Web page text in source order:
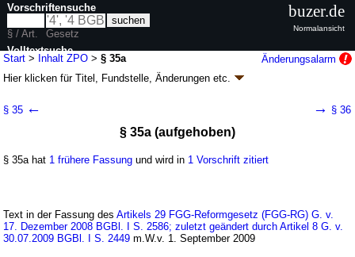
Start > Inhalt ZPO >§ 35a
Änderungsalarm
Hier klicken fürTitel, Fundstelle, Änderungen etc.
1781; zuletzt geändert durchArtikel 3G. v. 20.05.2026
Geltung ab 01.01.1964; FNA: 310-4Zivilprozess, Zwangsversteigerung und
Buch 1 Allgemeine Vorschriften
Abschnitt 1 Gerichte
Titel 2 Gerichtsstand
§ 35 ← → § 36
§ 35a (aufgehoben)
§ 35a hat 1 frühere Fassung und wird in 1 Vorschrift zitiert
Text in der Fassung desArtikels 29 FGG-Reformgesetz (FGG-RG) G. v.
17. Dezember 2008 BGBl. I S. 2586; zuletzt geändert durch Artikel 8 G. v.
30.07.2009 BGBl. I S. 2449 m.W.v. 1. September 2009
Vorschriftensuche
§ / Art.
Gesetz
Volltextsuche
nur in ZPO
buzer.de
Normalansicht